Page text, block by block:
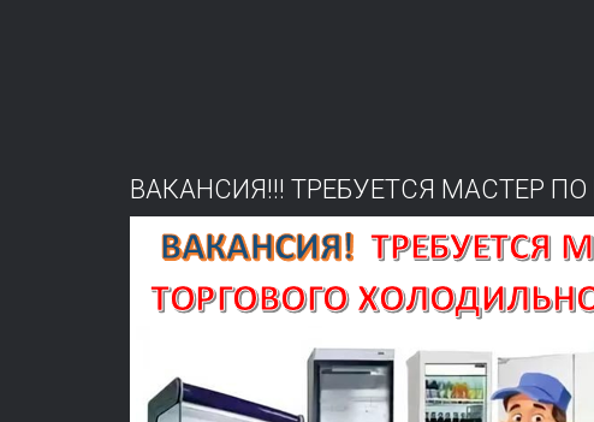
ВАКАНСИЯ!!! ТРЕБУЕТСЯ МАСТЕР